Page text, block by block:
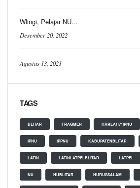
Wlingi, Pelajar NU...
Desember 20, 2022
Agustus 13, 2021
TAGS
BLITAR FRAGMEN HARLAH71IPNU
IPNU IPPNU KABUPATENBLITAR
LATIN LATINLATPELBLITAR LATPEL
NU NUBLITAR NURUSSALAM